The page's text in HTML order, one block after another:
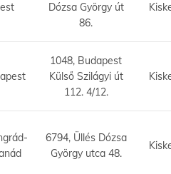
Dózsa György út
86.
1048, Budapest
Külső Szilágyi út
112. 4/12.
6794, Üllés Dózsa
György utca 48.